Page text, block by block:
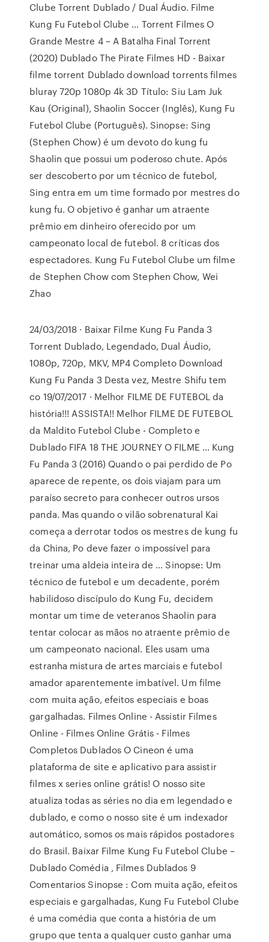
Clube Torrent Dublado / Dual Áudio. Filme
Kung Fu Futebol Clube … Torrent Filmes O
Grande Mestre 4 – A Batalha Final Torrent
(2020) Dublado The Pirate Filmes HD - Baixar
filme torrent Dublado download torrents filmes
bluray 720p 1080p 4k 3D Título: Siu Lam Juk
Kau (Original), Shaolin Soccer (Inglês), Kung Fu
Futebol Clube (Português). Sinopse: Sing
(Stephen Chow) é um devoto do kung fu
Shaolin que possui um poderoso chute. Após
ser descoberto por um técnico de futebol,
Sing entra em um time formado por mestres do
kung fu. O objetivo é ganhar um atraente
prêmio em dinheiro oferecido por um
campeonato local de futebol. 8 críticas dos
espectadores. Kung Fu Futebol Clube um filme
de Stephen Chow com Stephen Chow, Wei
Zhao
24/03/2018 · Baixar Filme Kung Fu Panda 3
Torrent Dublado, Legendado, Dual Áudio,
1080p, 720p, MKV, MP4 Completo Download
Kung Fu Panda 3 Desta vez, Mestre Shifu tem
co 19/07/2017 · Melhor FILME DE FUTEBOL da
história!!! ASSISTA!! Melhor FILME DE FUTEBOL
da Maldito Futebol Clube - Completo e
Dublado FIFA 18 THE JOURNEY O FILME … Kung
Fu Panda 3 (2016) Quando o pai perdido de Po
aparece de repente, os dois viajam para um
paraíso secreto para conhecer outros ursos
panda. Mas quando o vilão sobrenatural Kai
começa a derrotar todos os mestres de kung fu
da China, Po deve fazer o impossível para
treinar uma aldeia inteira de … Sinopse: Um
técnico de futebol e um decadente, porém
habilidoso discípulo do Kung Fu, decidem
montar um time de veteranos Shaolin para
tentar colocar as mãos no atraente prêmio de
um campeonato nacional. Eles usam uma
estranha mistura de artes marciais e futebol
amador aparentemente imbatível. Um filme
com muita ação, efeitos especiais e boas
gargalhadas. Filmes Online - Assistir Filmes
Online - Filmes Online Grátis - Filmes
Completos Dublados O Cineon é uma
plataforma de site e aplicativo para assistir
filmes x series online grátis! O nosso site
atualiza todas as séries no dia em legendado e
dublado, e como o nosso site é um indexador
automático, somos os mais rápidos postadores
do Brasil. Baixar Filme Kung Fu Futebol Clube –
Dublado Comédia , Filmes Dublados 9
Comentarios Sinopse : Com muita ação, efeitos
especiais e gargalhadas, Kung Fu Futebol Clube
é uma comédia que conta a história de um
grupo que tenta a qualquer custo ganhar uma